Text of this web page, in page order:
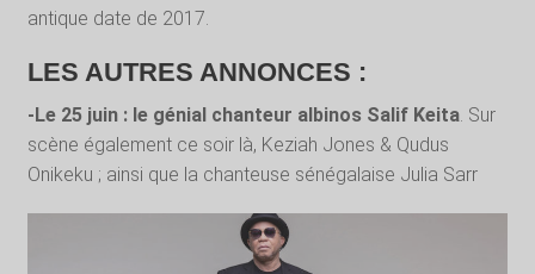
antique date de 2017.
LES AUTRES ANNONCES :
-Le 25 juin : le génial chanteur albinos Salif Keita. Sur
scène également ce soir là, Keziah Jones & Qudus
Onikeku ; ainsi que la chanteuse sénégalaise Julia Sarr